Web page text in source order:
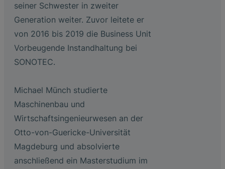
seiner Schwester in zweiter
Generation weiter. Zuvor leitete er
von 2016 bis 2019 die Business Unit
Vorbeugende Instandhaltung bei
SONOTEC.
Michael Münch studierte
Maschinenbau und
Wirtschaftsingenieurwesen an der
Otto-von-Guericke-Universität
Magdeburg und absolvierte
anschließend ein Masterstudium im